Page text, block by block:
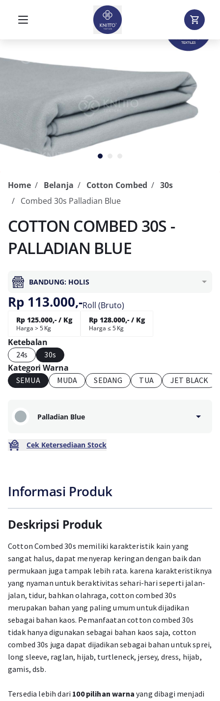
Home Belanja Cotton Combed
30s
Combed 30s Palladian Blue
COTTON COMBED 30S -
PALLADIAN BLUE
BANDUNG: HOLIS
Rp 113.000,-Roll (Bruto)
Rp 125.000,- / Kg
Harga > 5 Kg
Rp 128.000,- / Kg
Harga ≤ 5 Kg
Ketebalan
24s 30s
Kategori Warna
SEMUA MUDA SEDANG TUA JET BLACK
Palladian Blue
Cek Ketersediaan Stock
Informasi Produk
Deskripsi Produk
Cotton Combed 30s memiliki karakteristik kain yang
sangat halus, dapat menyerap keringan dengan baik dan
permukaan juga tampak lebih rata. karena karakteristiknya
yang nyaman untuk beraktivitas sehari-hari seperti jalan-
jalan, tidur, bahkan olahraga, cotton combed 30s
merupakan bahan yang paling umum untuk dijadikan
sebagai bahan kaos. Pemanfaatan cotton combed 30s
tidak hanya digunakan sebagai bahan kaos saja, cotton
combed 30s juga dapat dijadikan sebagai bahan untuk sprei,
long sleeve, raglan, hijab, turtleneck, jersey, dress, hijab,
gamis, dsb.
Tersedia lebih dari 100 pilihan warna yang dibagi menjadi